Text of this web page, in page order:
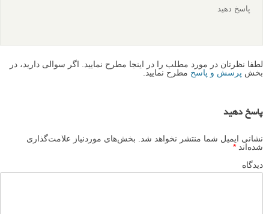
پاسخ دهید
لطفا نظرتان در مورد مطلب را در اینجا مطرح نمایید. اگر سوالی دارید، در
بخش پرسش و پاسخ مطرح نمایید.
پاسخ دهید
نشانی ایمیل شما منتشر نخواهد شد.
بخش‌های موردنیاز علامت‌گذاری
شده‌اند *
دیدگاه